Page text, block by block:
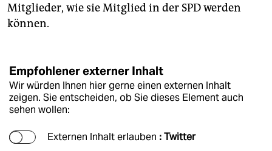
Mitglieder, wie sie Mitglied in der SPD werden
können.
Empfohlener externer Inhalt
Wir würden Ihnen hier gerne einen externen Inhalt
zeigen. Sie entscheiden, ob Sie dieses Element auch
sehen wollen:
Externen Inhalt erlauben : Twitter